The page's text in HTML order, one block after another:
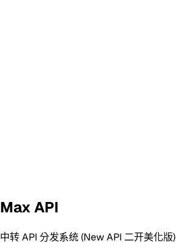
Max API
中转 API 分发系统 (New API 二开美化版)